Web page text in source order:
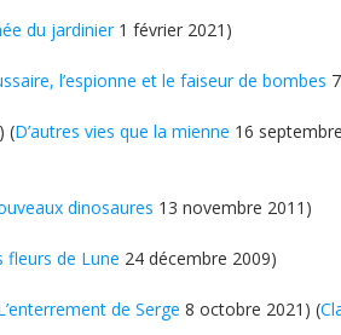
du jardinier1 février 2021)
l’espionne et le faiseur de bombes
(D’autres vies que la mienne 16
dinosaures 13 novembre 2011)
fleurs de Lune 24 décembre 2009)
de Serge 8 octobre 2021) (